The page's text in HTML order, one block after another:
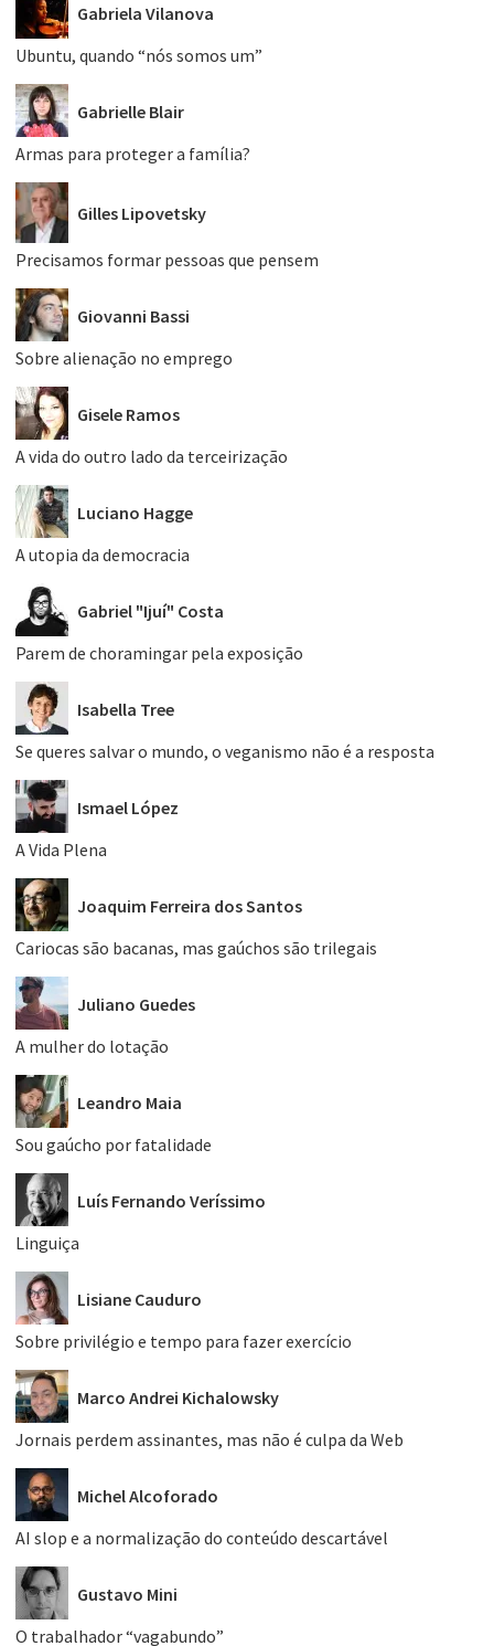
Gabriela Vilanova
Ubuntu, quando “nós somos um”
Gabrielle Blair
Armas para proteger a família?
Gilles Lipovetsky
Precisamos formar pessoas que pensem
Giovanni Bassi
Sobre alienação no emprego
Gisele Ramos
A vida do outro lado da terceirização
Luciano Hagge
A utopia da democracia
Gabriel "Ijuí" Costa
Parem de choramingar pela exposição
Isabella Tree
Se queres salvar o mundo, o veganismo não é a resposta
Ismael López
A Vida Plena
Joaquim Ferreira dos Santos
Cariocas são bacanas, mas gaúchos são trilegais
Juliano Guedes
A mulher do lotação
Leandro Maia
Sou gaúcho por fatalidade
Luís Fernando Veríssimo
Linguiça
Lisiane Cauduro
Sobre privilégio e tempo para fazer exercício
Marco Andrei Kichalowsky
Jornais perdem assinantes, mas não é culpa da Web
Michel Alcoforado
AI slop e a normalização do conteúdo descartável
Gustavo Mini
O trabalhador “vagabundo”